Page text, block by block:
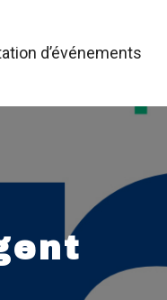
d’événements